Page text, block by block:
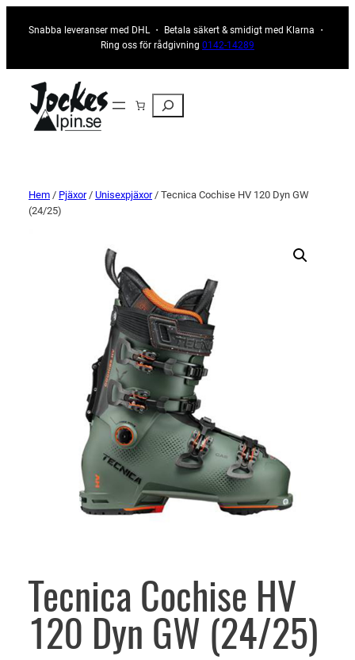
Snabba leveranser med DHL ・ Betala säkert & smidigt med Klarna ・
Ring oss för rådgivning 0142-14289
Sök
Hem / Pjäxor/ Unisexpjäxor/ Tecnica Cochise HV 120 Dyn GW
(24/25)
Tecnica Cochise HV
120 Dyn GW (24/25)